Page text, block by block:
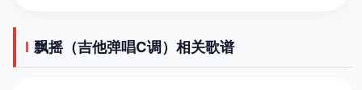
飘摇（吉他弹唱C调）相关歌谱